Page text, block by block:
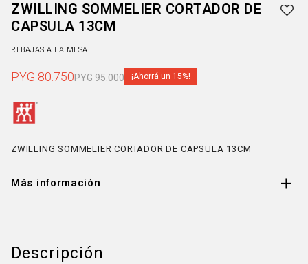
ZWILLING SOMMELIER CORTADOR DE
CAPSULA 13CM
REBAJAS A LA MESA
PYG 80.750PYG95.000 15
ZWILLING SOMMELIER CORTADOR DE CAPSULA 13CM
Más información
Descripción